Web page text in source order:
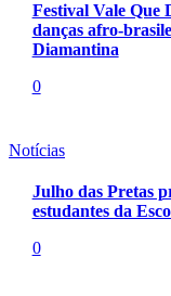
Festival Vale Que
danças afro-
Diamantina
0
Notícias
Julho das Pretas
estudantes da
0